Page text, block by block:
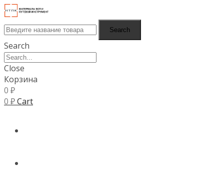
Search
Search
Close
Корзина
0 ₽
0 ₽Cart